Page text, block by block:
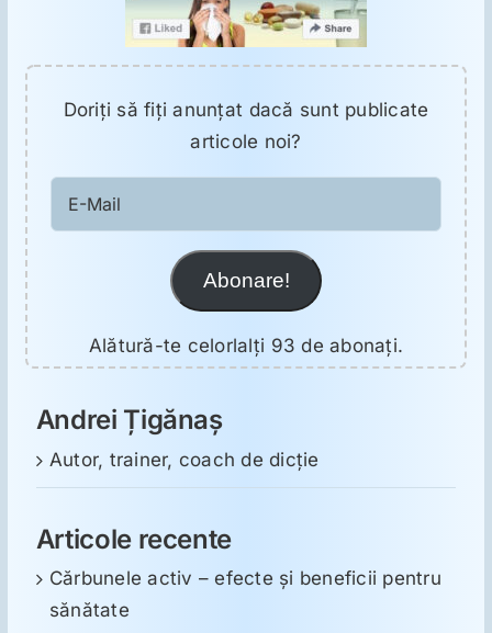
Antropologie
Proză utilă
Doriţi să fiţi anunţat dacă sunt publicate
articole noi?
Mail
Abonare!
Alătură-te celorlalți 93 de abonați.
Andrei Țigănaș
Autor, trainer, coach de dicție
Articole recente
Cărbunele activ – efecte și beneficii pentru
sănătate